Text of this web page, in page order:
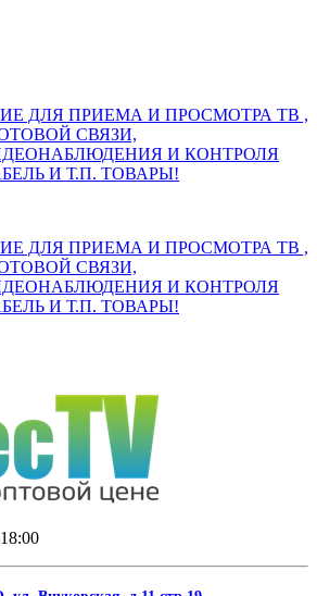
ДЛЯ ПРИЕМА И ПРОСМОТРА ТВ ,
СВЯЗИ,
И КОНТРОЛЯ
И Т.П. ТОВАРЫ!
ДЛЯ ПРИЕМА И ПРОСМОТРА ТВ ,
СВЯЗИ,
И КОНТРОЛЯ
И Т.П. ТОВАРЫ!